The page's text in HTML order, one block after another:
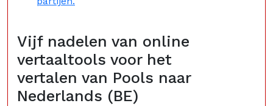
Vijf nadelen van online
vertaaltools voor het
vertalen van Pools naar
Nederlands (BE)